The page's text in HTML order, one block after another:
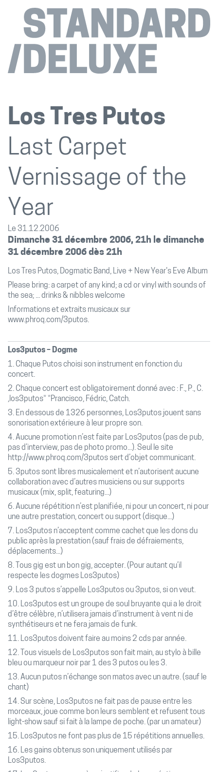
Los Tres Putos
Last Carpet
Vernissage of the
Year
Le 31.12.2006
Dimanche 31 décembre 2006, 21h le dimanche
31 décembre 2006 dès 21h
Los Tres Putos, Dogmatic Band, Live + New Year's Eve Album
Please bring: a carpet of any kind; a cd or vinyl with sounds of
the sea; ... drinks & nibbles welcome
Informations et extraits musicaux sur
www.phroq.com/3putos.
Los3putos – Dogme
1. Chaque Putos choisi son instrument en fonction du
concert.
2. Chaque concert est obligatoirement donné avec : F., P., C.
,los3putos* *Prancisco, Fédric, Catch.
3. En dessous de 1326 personnes, Los3putos jouent sans
sonorisation extérieure à leur propre son.
4. Aucune promotion n’est faite par Los3putos (pas de pub,
pas d’interview, pas de photo promo...). Seul le site
http://www.phroq.com/3putos sert d’objet communicant.
5. 3putos sont libres musicalement et n’autorisent aucune
collaboration avec d’autres musiciens ou sur supports
musicaux (mix, split, featuring...)
6. Aucune répétition n’est planifiée, ni pour un concert, ni pour
une autre prestation, concert ou support (disque...)
7. Los3putos n’acceptent comme cachet que les dons du
public après la prestation (sauf frais de défraiements,
déplacements...)
8. Tous gig est un bon gig, accepter. (Pour autant qu’il
respecte les dogmes Los3putos)
9. Los 3 putos s’appelle Los3putos ou 3putos, si on veut.
10. Los3putos est un groupe de soul bruyante qui a le droit
d’être célèbre, n’utilisera jamais d’instrument à vent ni de
synthétiseurs et ne fera jamais de funk.
11. Los3putos doivent faire au moins 2 cds par année.
12. Tous visuels de Los3putos son fait main, au stylo à bille
bleu ou marqueur noir par 1 des 3 putos ou les 3.
13. Aucun putos n’échange son matos avec un autre. (sauf le
chant)
14. Sur scène, Los3putos ne fait pas de pause entre les
morceaux, joue comme bon leurs semblent et refusent tous
light-show sauf si fait à la lampe de poche. (par un amateur)
15. Los3putos ne font pas plus de 15 répétitions annuelles.
16. Les gains obtenus son uniquement utilisés par
Los3putos.